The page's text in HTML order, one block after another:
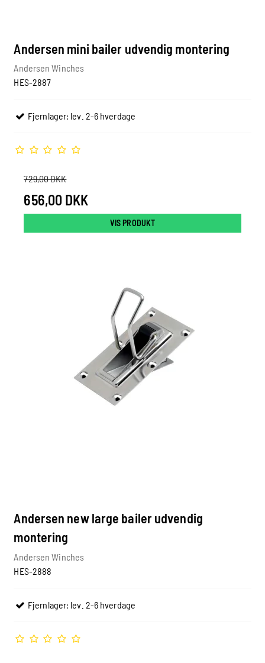
Andersen mini bailer udvendig montering
Andersen Winches
HES-2887
Fjernlager: lev. 2-6 hverdage
729,00 DKK
656,00 DKK
VIS PRODUKT
Andersen new large bailer udvendig
montering
Andersen Winches
HES-2888
Fjernlager: lev. 2-6 hverdage